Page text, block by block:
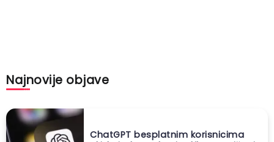
Najnovije objave
ChatGPT besplatnim korisnicima